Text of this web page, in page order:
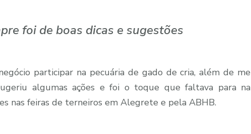
foi de boas dicas e sugestões
participar na pecuária de gado de cria, além de me
algumas ações e foi o toque que faltava para na
nas feiras de terneiros em Alegrete e pela ABHB.